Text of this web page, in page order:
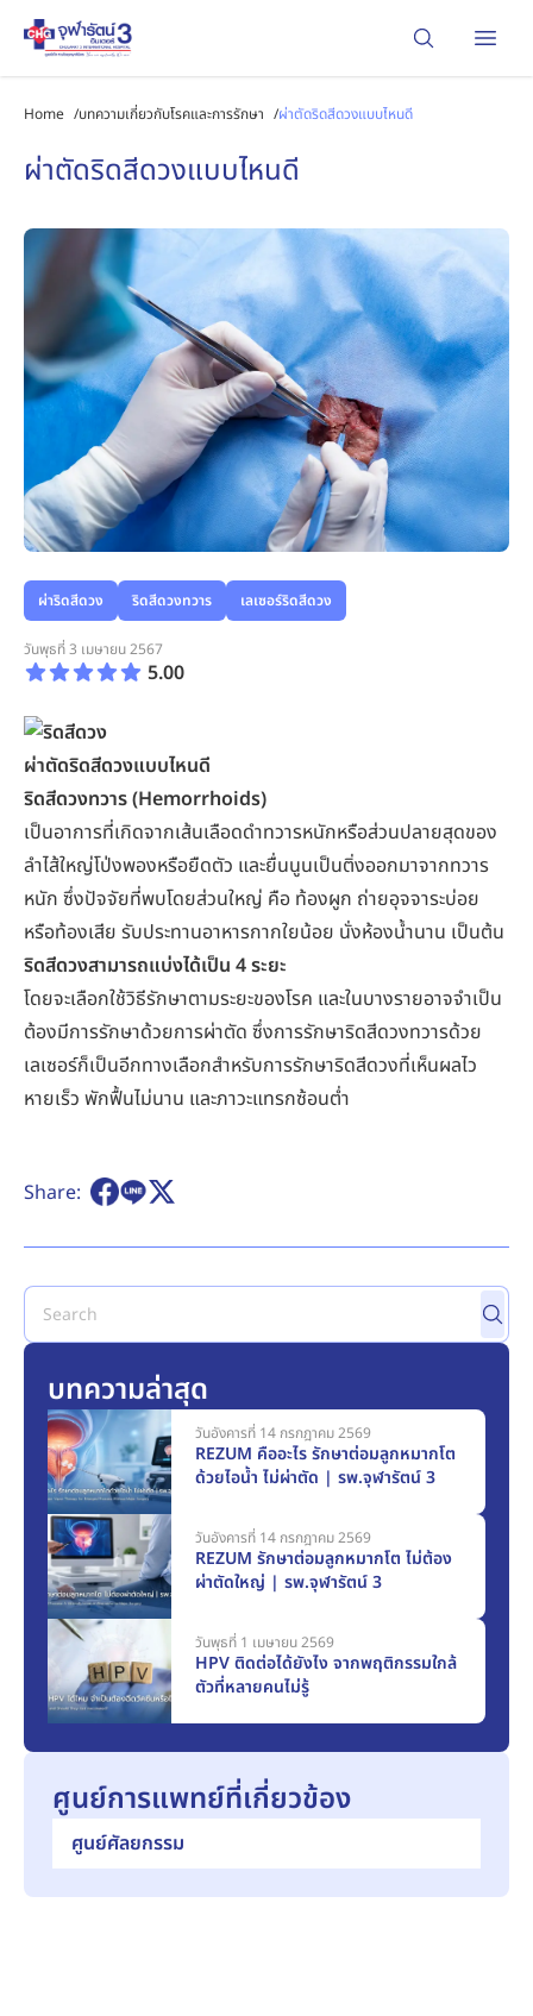
Home /บทความเกี่ยวกับโรคและการรักษา /ผ่าตัดริดสีดวงแบบไหนดี
ผ่าตัดริดสีดวงแบบไหนดี
ผ่าริดสีดวง ริดสีดวงทวาร เลเซอร์ริดสีดวง
วันพุธที่ 3 เมษายน 2567
5.00
ผ่าตัดริดสีดวงแบบไหนดี
ริดสีดวงทวาร (Hemorrhoids)
เป็นอาการที่เกิดจากเส้นเลือดดำทวารหนักหรือส่วนปลายสุดของ
ลำไส้ใหญ่โป่งพองหรือยืดตัว และยื่นนูนเป็นติ่งออกมาจากทวาร
หนัก ซึ่งปัจจัยที่พบโดยส่วนใหญ่ คือ ท้องผูก ถ่ายอุจจาระบ่อย
หรือท้องเสีย รับประทานอาหารกากใยน้อย นั่งห้องน้ำนาน เป็นต้น
ริดสีดวงสามารถแบ่งได้เป็น 4 ระยะ
โดยจะเลือกใช้วิธีรักษาตามระยะของโรค และในบางรายอาจจำเป็น
ต้องมีการรักษาด้วยการผ่าตัด ซึ่งการรักษาริดสีดวงทวารด้วย
เลเซอร์ก็เป็นอีกทางเลือกสำหรับการรักษาริดสีดวงที่เห็นผลไว
หายเร็ว พักฟื้นไม่นาน และภาวะแทรกซ้อนต่ำ
Share:
บทความล่าสุด
วันอังคารที่ 14 กรกฎาคม 2569
REZUM คืออะไร รักษาต่อมลูกหมากโต
ด้วยไอน้ำ ไม่ผ่าตัด | รพ.จุฬารัตน์ 3
วันอังคารที่ 14 กรกฎาคม 2569
REZUM รักษาต่อมลูกหมากโต ไม่ต้อง
ผ่าตัดใหญ่ | รพ.จุฬารัตน์ 3
วันพุธที่ 1 เมษายน 2569
HPV ติดต่อได้ยังไง จากพฤติกรรมใกล้
ตัวที่หลายคนไม่รู้
ศูนย์การแพทย์ที่เกี่ยวข้อง
ศูนย์ศัลยกรรม